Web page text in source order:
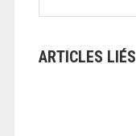
ARTICLES LIÉS